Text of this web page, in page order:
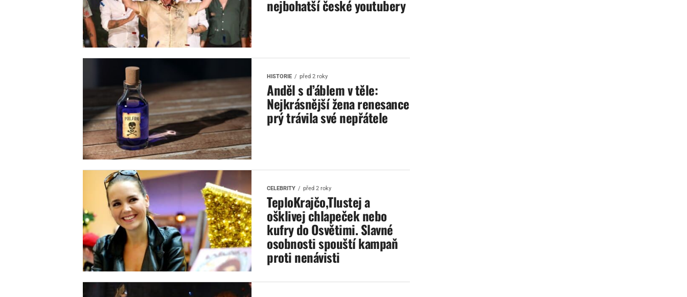
nejbohatší české youtubery
HISTORIE před 2 roky
Anděl s ďáblem v těle:
Nejkrásnější žena renesance
prý trávila své nepřátele
CELEBRITY před 2 roky
TeploKrajčo,Tlustej a
ošklivej chlapeček nebo
kufry do Osvětimi. Slavné
osobnosti spouští kampaň
proti nenávisti